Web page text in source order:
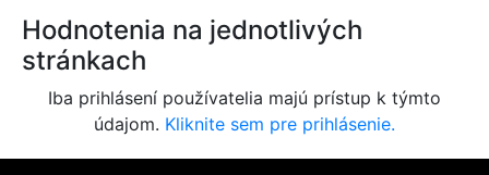
Hodnotenia na jednotlivých
stránkach
Iba prihlásení používatelia majú prístup k týmto
údajom. Kliknite sem pre prihlásenie.